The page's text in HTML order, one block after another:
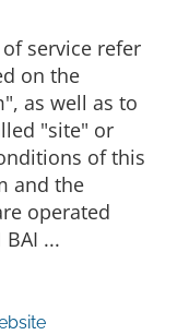
service refer
on the
as well as to
"site" or
of this
and the
operated
BAI ...